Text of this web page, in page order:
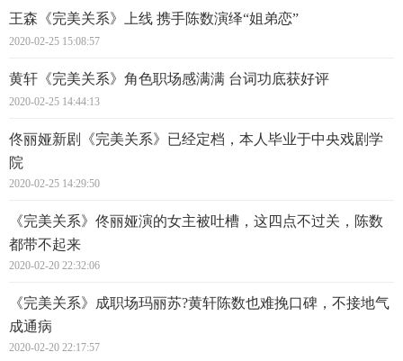
王森《完美关系》上线 携手陈数演绎“姐弟恋”
2020-02-25 15:08:57
黄轩《完美关系》角色职场感满满 台词功底获好评
2020-02-25 14:44:13
佟丽娅新剧《完美关系》已经定档，本人毕业于中央戏剧学
院
2020-02-25 14:29:50
《完美关系》佟丽娅演的女主被吐槽，这四点不过关，陈数
都带不起来
2020-02-20 22:32:06
《完美关系》成职场玛丽苏?黄轩陈数也难挽口碑，不接地气
成通病
2020-02-20 22:17:57